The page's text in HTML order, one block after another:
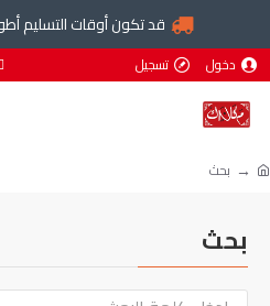
قد تكون أوقات التسليم
دخول
تسجيل
بحث
بحث